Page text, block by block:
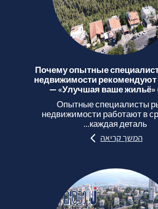
Почему опытные
недвижимости рекомендуют
— «Улучшая ваше жильё»
Опытные специалисты
недвижимости работают в
каждая деталь...
המשך קריאה